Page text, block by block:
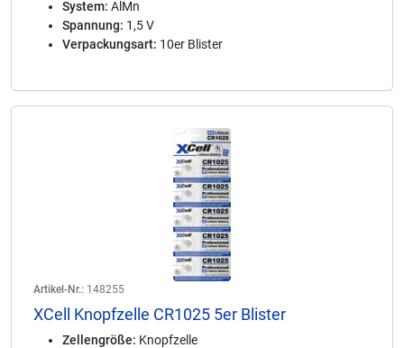
System: AlMn
Spannung: 1,5 V
Verpackungsart: 10er Blister
Artikel-Nr.: 148255
XCell Knopfzelle CR1025 5er Blister
Zellengröße: Knopfzelle